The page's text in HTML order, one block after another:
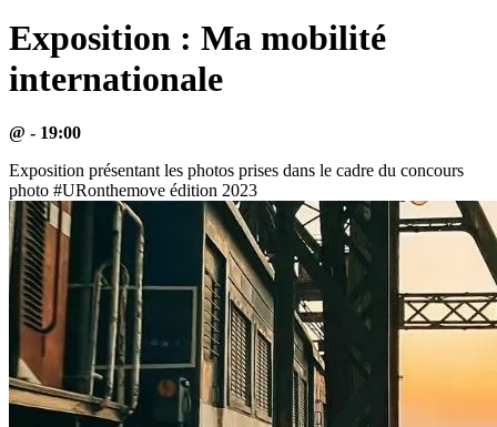
Exposition : Ma mobilité
internationale
@ - 19:00
Exposition présentant les photos prises dans le cadre du concours
photo #URonthemove édition 2023